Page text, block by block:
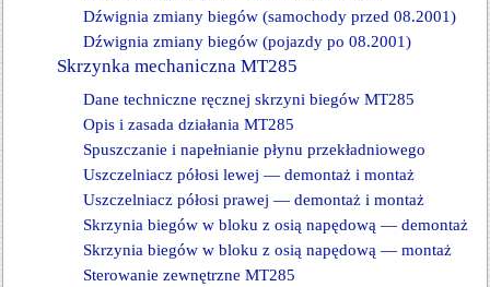
Dźwignia zmiany biegów (samochody przed 08.2001)
Dźwignia zmiany biegów (pojazdy po 08.2001)
Skrzynka mechaniczna MT285
Dane techniczne ręcznej skrzyni biegów MT285
Opis i zasada działania MT285
Spuszczanie i napełnianie płynu przekładniowego
Uszczelniacz półosi lewej — demontaż i montaż
Uszczelniacz półosi prawej — demontaż i montaż
Skrzynia biegów w bloku z osią napędową — demontaż
Skrzynia biegów w bloku z osią napędową — montaż
Sterowanie zewnętrzne MT285